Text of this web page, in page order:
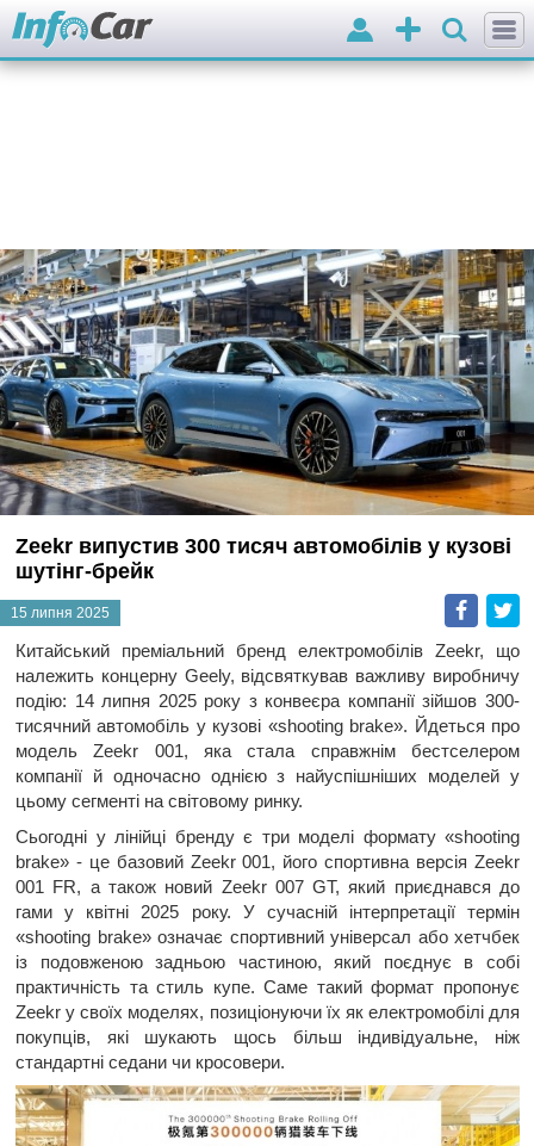
Додати
оголошення
Вхід
Zeekr випустив 300 тисяч автомобілів у кузові
шутінг-брейк
15 липня 2025
Китайський преміальний бренд електромобілів Zeekr, що
належить концерну Geely, відсвяткував важливу виробничу
подію: 14 липня 2025 року з конвеєра компанії зійшов 300-
тисячний автомобіль у кузові «shooting brake». Йдеться про
модель Zeekr 001, яка стала справжнім бестселером
компанії й одночасно однією з найуспішніших моделей у
цьому сегменті на світовому ринку.
Сьогодні у лінійці бренду є три моделі формату «shooting
brake» - це базовий Zeekr 001, його спортивна версія Zeekr
001 FR, а також новий Zeekr 007 GT, який приєднався до
гами у квітні 2025 року. У сучасній інтерпретації термін
«shooting brake» означає спортивний універсал або хетчбек
із подовженою задньою частиною, який поєднує в собі
практичність та стиль купе. Саме такий формат пропонує
Zeekr у своїх моделях, позиціонуючи їх як електромобілі для
покупців, які шукають щось більш індивідуальне, ніж
стандартні седани чи кросовери.